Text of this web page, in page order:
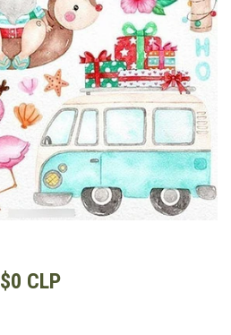
$0 CLP